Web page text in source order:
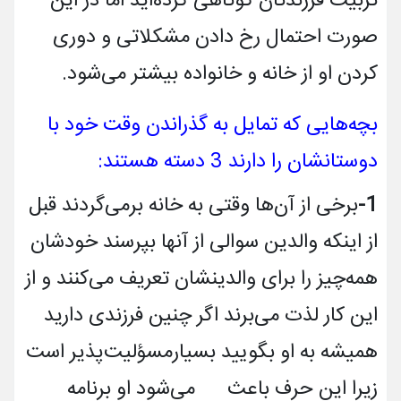
صورت احتمال رخ دادن مشکلاتی و دوری
کردن او از خانه و خانواده بیشتر می‌­شود.
بچه­‌هایی که تمایل به گذراندن وقت خود با
دوستانشان را دارند 3 دسته هستند:
1- برخی از آن­‌ها وقتی به خانه برمی‌­گردند قبل
از این­که والدین سوالی از آن­ها بپرسند خودشان
همه‌­چیز را برای والدینشان تعریف می­‌کنند و از
این کار لذت می­‌برند اگر چنین فرزندی دارید
همیشه به او بگویید بسیارمسؤلیت­‌پذیر است
زیرا این حرف باعث می­‌شود او برنامه